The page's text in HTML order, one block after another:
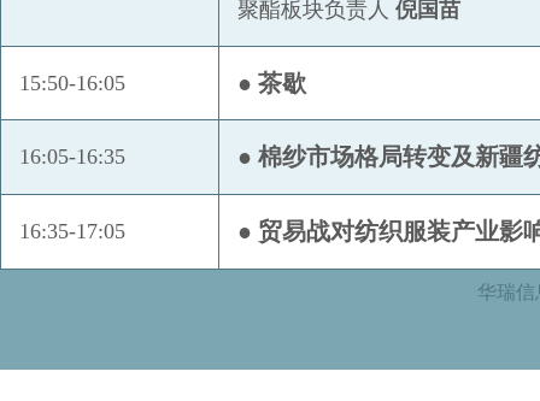
聚酯板块负责人 倪国苗
15:50-16:05 ● 茶歇
16:05-16:35 ● 棉纱市场格局转变及新疆
16:35-17:05 ● 贸易战对纺织服装产业影
华瑞
北京中棉易通信息科技有限公司
福州市财金供应链集团有限公司
海发宝诚融资租赁有限公司
江苏康乃馨织造有限公司